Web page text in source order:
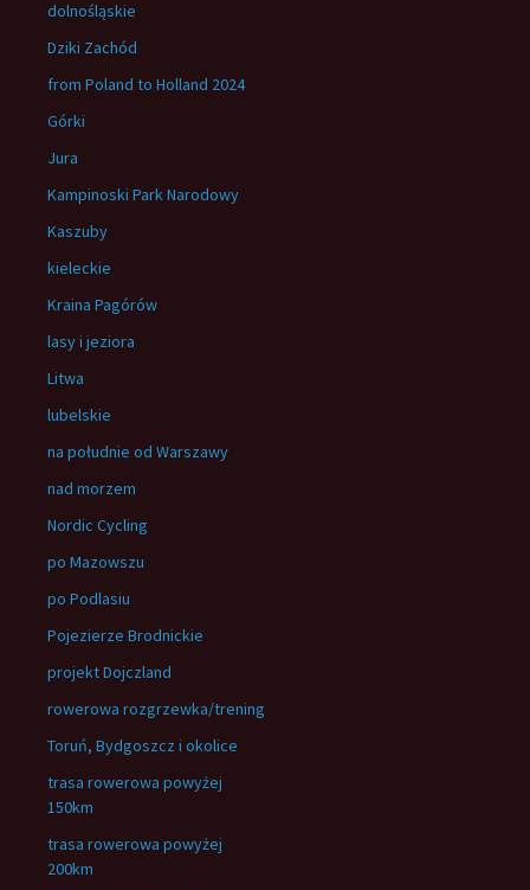
dolnośląskie
Dziki Zachód
from Poland to Holland 2024
Górki
Jura
Kampinoski Park Narodowy
Kaszuby
kieleckie
Kraina Pagórów
lasy i jeziora
Litwa
lubelskie
na południe od Warszawy
nad morzem
Nordic Cycling
po Mazowszu
po Podlasiu
Pojezierze Brodnickie
projekt Dojczland
rowerowa rozgrzewka/trening
Toruń, Bydgoszcz i okolice
trasa rowerowa powyżej
150km
trasa rowerowa powyżej
200km